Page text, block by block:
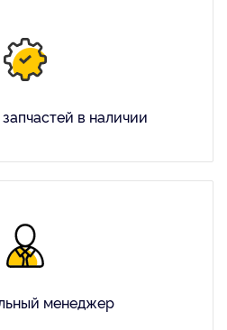
в наличии
менеджер